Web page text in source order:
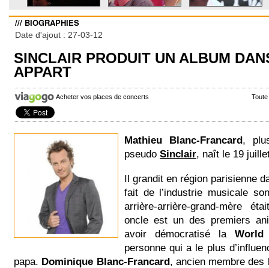
/// BIOGRAPHIES
Date d'ajout : 27-03-12
SINCLAIR PRODUIT UN ALBUM
APPART
Acheter vos places de concerts
Mathieu Blanc-Francard,
pseudo Sinclair, naît le 19
Il grandit en région parisienne
fait de l’industrie musicale
arrière-arrière-grand-mère
oncle est un des premiers
avoir démocratisé la World
personne qui a le plus
papa. Dominique Blanc-Francard, ancien membre des